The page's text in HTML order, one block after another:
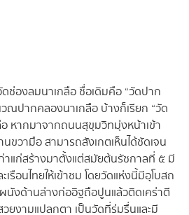
ช่องลมนาเกลือ ชื่อเดิมคือ “วัดปาก
ณปากคลองนาเกลือ บ้างก็เรียก “วัด
หากมาจากถนนสุขุมวิทมุ่งหน้าเข้า
ขวามือ สามารถสังเกตเห็นได้ชัดเจน
าแก่สร้างมาตั้งแต่สมัยต้นรัชกาลที่ ๕ มี
เรือนไทยให้เข้าชม โดยวัดแห่งนี้มีอุโบสถ
นังด้านล่างก่ออิฐถือปูนแล้วติดเคร่าตี
วยงามแปลกตา เป็นวัดที่ร่มรื่นและมี